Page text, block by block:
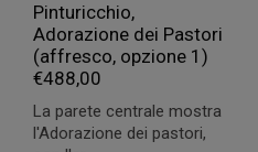
Pinturicchio,
Adorazione dei Pastori
(affresco, opzione 1)
€488,00
La parete centrale mostra
l'Adorazione dei pastori,